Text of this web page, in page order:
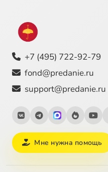
+7 (495) 722-92-79
fond@predanie.ru
support@predanie.ru
Мне нужна помощь